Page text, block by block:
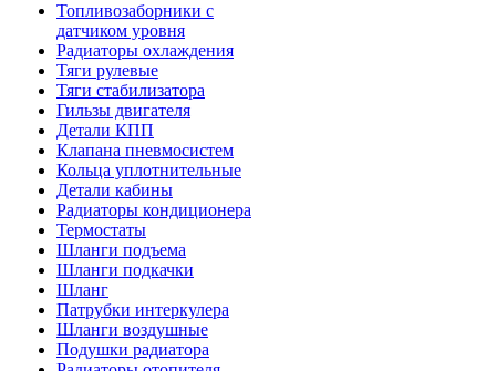
Топливозаборники с
датчиком уровня
Радиаторы охлаждения
Тяги рулевые
Тяги стабилизатора
Гильзы двигателя
Детали КПП
Клапана пневмосистем
Кольца уплотнительные
Детали кабины
Радиаторы кондиционера
Термостаты
Шланги подъема
Шланги подкачки
Шланг
Патрубки интеркулера
Шланги воздушные
Подушки радиатора